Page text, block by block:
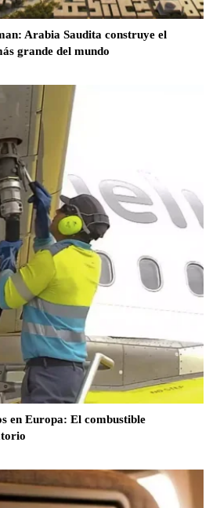
Arabia Saudita construye el
grande del mundo
en Europa: El combustible